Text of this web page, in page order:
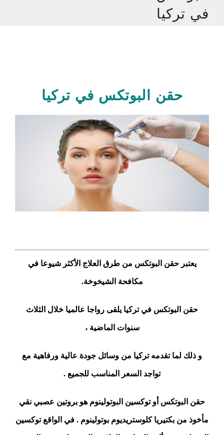
في تركيا
حقن البوتكس في تركيا
يعتبر حقن البوتكس من طرق العلاج الأكثر شيوعا في
مكافحة الشيخوخة.
حقن البوتكس في تركيا يلقى رواجا عالميا خلال الثلاث
سنوات الماضية ،
و ذلك لما تقدمه تركيا من وسائل جودة عالية ورفاهية مع
تواجد السعر المناسب للجميع .
حقن البوتكس أو توكسين البوتولينوم هو بروتين عصبي نقي
مأخوذ من بكتيريا كلوستريديوم بوتولينوم . في الواقع توكسين